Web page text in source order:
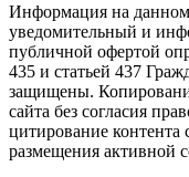
Информация на
уведомительный и
публичной офертой
435 и статьей 437
защищены.
сайта без согласия
цитирование контента
размещения активной